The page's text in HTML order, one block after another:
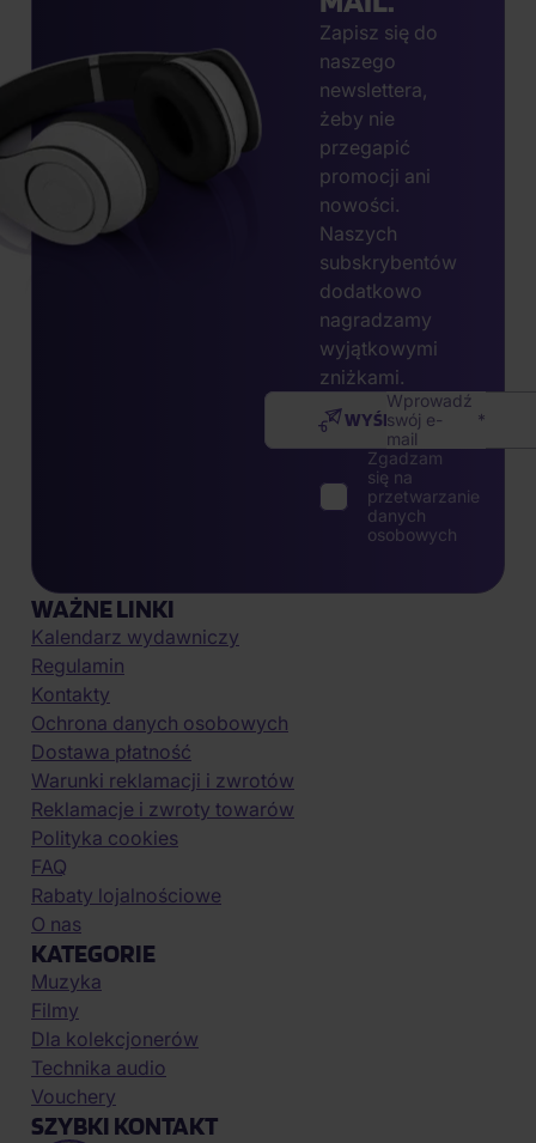
Zapisz się do
naszego
newslettera,
żeby nie
przegapić
promocji ani
nowości.
Naszych
subskrybentów
dodatkowo
nagradzamy
wyjątkowymi
zniżkami.
Wprowadź
swój e-
mail
WYŚLIJ
Zgadzam
się na
przetwarzanie
danych
osobowych
WAŻNE LINKI
Kalendarz wydawniczy
Regulamin
Kontakty
Ochrona danych osobowych
Dostawa płatność
Warunki reklamacji i zwrotów
Reklamacje i zwroty towarów
Polityka cookies
FAQ
Rabaty lojalnościowe
O nas
KATEGORIE
Muzyka
Filmy
Dla kolekcjonerów
Technika audio
Vouchery
SZYBKI KONTAKT